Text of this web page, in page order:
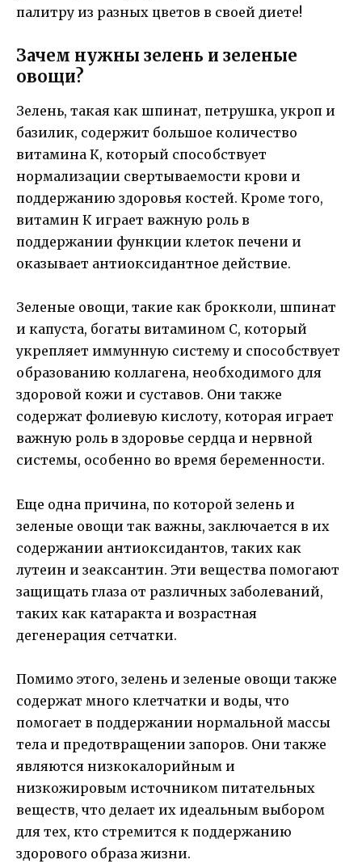
палитру из разных цветов в своей диете!
Зачем нужны зелень и зеленые
овощи?
Зелень, такая как шпинат, петрушка, укроп и
базилик, содержит большое количество
витамина К, который способствует
нормализации свертываемости крови и
поддержанию здоровья костей. Кроме того,
витамин К играет важную роль в
поддержании функции клеток печени и
оказывает антиоксидантное действие.
Зеленые овощи, такие как брокколи, шпинат
и капуста, богаты витамином С, который
укрепляет иммунную систему и способствует
образованию коллагена, необходимого для
здоровой кожи и суставов. Они также
содержат фолиевую кислоту, которая играет
важную роль в здоровье сердца и нервной
системы, особенно во время беременности.
Еще одна причина, по которой зелень и
зеленые овощи так важны, заключается в их
содержании антиоксидантов, таких как
лутеин и зеаксантин. Эти вещества помогают
защищать глаза от различных заболеваний,
таких как катаракта и возрастная
дегенерация сетчатки.
Помимо этого, зелень и зеленые овощи также
содержат много клетчатки и воды, что
помогает в поддержании нормальной массы
тела и предотвращении запоров. Они также
являются низкокалорийным и
низкожировым источником питательных
веществ, что делает их идеальным выбором
для тех, кто стремится к поддержанию
здорового образа жизни.